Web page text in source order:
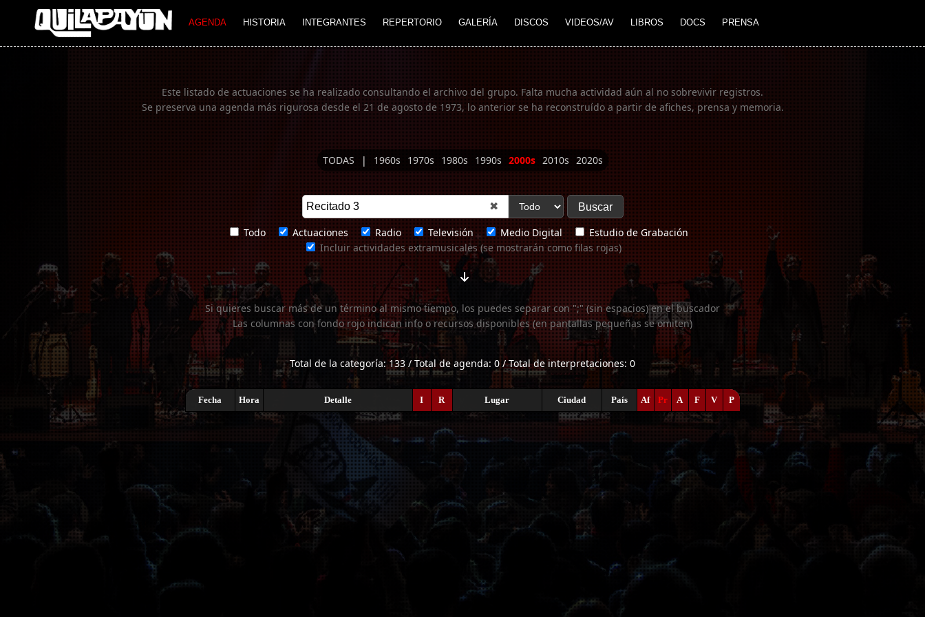
AGENDA HISTORIA INTEGRANTES REPERTORIO GALERÍA DISCOS VIDEOS/AV LIBROS DOCS PRENSA
Imagen 01
Este listado de actuaciones se ha realizado consultando el archivo del grupo. Falta mucha actividad aún al no sobrevivir registros.
Se preserva una agenda más rigurosa desde el 21 de agosto de 1973, lo anterior se ha reconstruído a partir de afiches, prensa y memoria.
TODAS | 1960s 1970s 1980s 1990s 2000s 2010s 2020s
✖
Todo Actuaciones Radio Televisión Medio Digital
Estudio de Grabación
Incluir actividades extramusicales (se mostrarán como filas rojas)
Si quieres buscar más de un término al mismo tiempo, los puedes separar con ";" (sin espacios) en el buscador
Las columnas con fondo rojo indican info o recursos disponibles (en pantallas pequeñas se omiten)
Total de la categoría: 133 / Total de agenda: 0 / Total de interpretaciones: 0
Fecha Hora Detalle I R Lugar Ciudad País Af Pr A F V P